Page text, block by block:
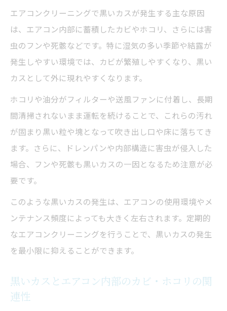
エアコンクリーニングで健康リスクを防ぐ方法
エアコンクリーニングでカビ・黒い粉を徹
底除去
黒いカス放置時の健康リスクと早期対策の
重要性
アレルギーや咳を防ぐエアコンクリーニン
グの工夫
黒い粉・カス対策で健康な住環境を維持す
るコツ
エアコンクリーニングが健康被害軽減に有
黒い粉を見分けるポイントと掃除のコツ
エアコンクリーニングで黒い粉の特定方法
を解説
黒い粒・粉の見分け方と安全な掃除手順
方法
エアコンクリーニングで黒いカスが発生する主な原因
は、エアコン内部に蓄積したカビやホコリ、さらには害
虫のフンや死骸などです。特に湿気の多い季節や結露が
発生しやすい環境では、カビが繁殖しやすくなり、黒い
カスとして外に現れやすくなります。
ホコリや油分がフィルターや送風ファンに付着し、長期
間清掃されないまま運転を続けることで、これらの汚れ
が固まり黒い粒や塊となって吹き出し口や床に落ちてき
ます。さらに、ドレンパンや内部構造に害虫が侵入した
場合、フンや死骸も黒いカスの一因となるため注意が必
要です。
このような黒いカスの発生は、エアコンの使用環境やメ
ンテナンス頻度によっても大きく左右されます。定期的
なエアコンクリーニングを行うことで、黒いカスの発生
を最小限に抑えることができます。
黒いカスとエアコン内部のカビ・ホコリの関
連性